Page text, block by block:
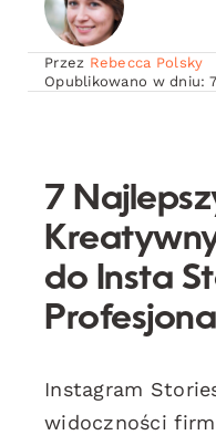
Przez Rebecca Polsky
Opublikowano w dniu:
7
do Insta
Instagram
widoczności